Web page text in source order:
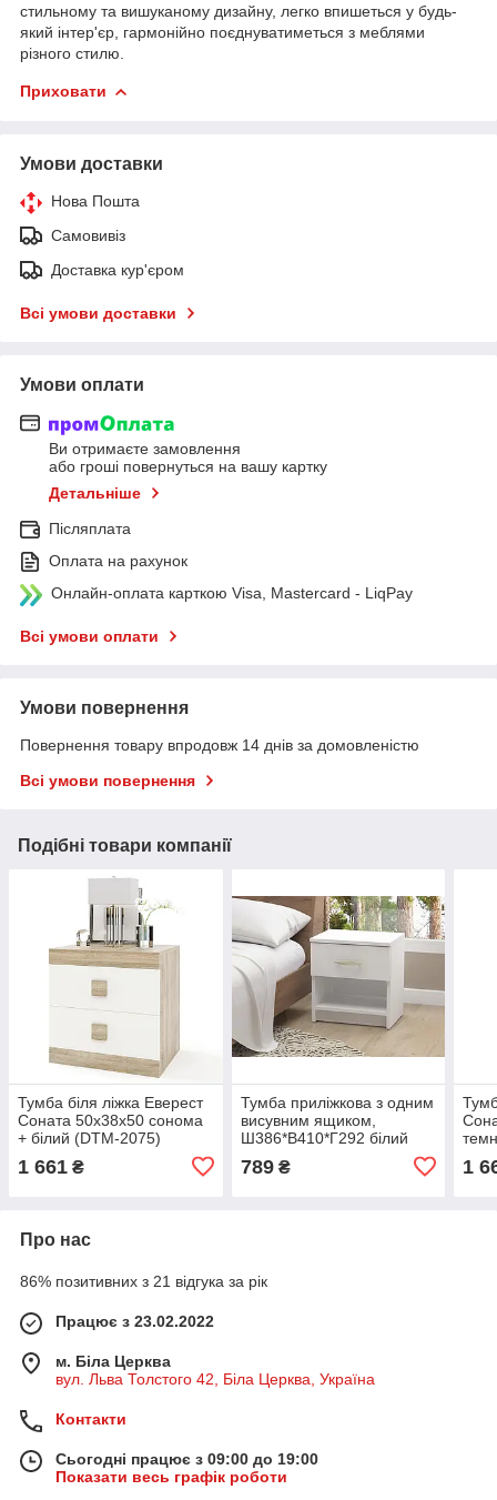
стильному та вишуканому дизайну, легко впишеться у будь-
який інтер'єр, гармонійно поєднуватиметься з меблями
різного стилю.
Приховати
Умови доставки
Нова Пошта
Самовивіз
Доставка кур'єром
Всі умови доставки
Умови оплати
Ви отримаєте замовлення
або гроші повернуться на вашу картку
Детальніше
Післяплата
Оплата на рахунок
Онлайн-оплата карткою Visa, Mastercard - LiqPay
Всі умови оплати
Умови повернення
Повернення товару впродовж 14 днів за домовленістю
Всі умови повернення
Подібні товари компанії
Тумба біля ліжка Еверест
Соната 50х38х50 сонома
+ білий (DTM-2075)
1 661 ₴
Тумба приліжкова з одним
висувним ящиком,
Ш386*В410*Г292 білий
789₴ 1
Про нас
86% позитивних з 21 відгука за рік
Працює з 23.02.2022
м. Біла Церква
вул. Льва Толстого 42, Біла Церква, Україна
Контакти
Сьогодні працює з 09:00 до 19:00
Показати весь графік роботи